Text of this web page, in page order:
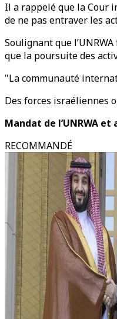
Il a rappelé que la Cour
de ne pas entraver les
Soulignant que
que la poursuite des
"La communauté
Des forces israéliennes
Mandat de l’UNRWA
RECOMMANDÉ